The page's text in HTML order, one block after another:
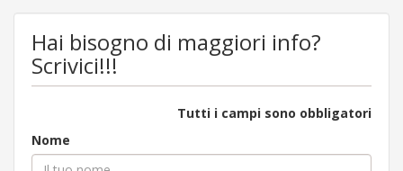
Hai bisogno di maggiori info?
Scrivici!!!
Tutti i campi sono obbligatori
Nome